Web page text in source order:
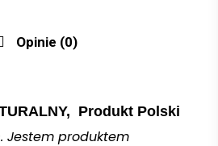
Opinie (0)
Produkt Polski
Jestem produktem